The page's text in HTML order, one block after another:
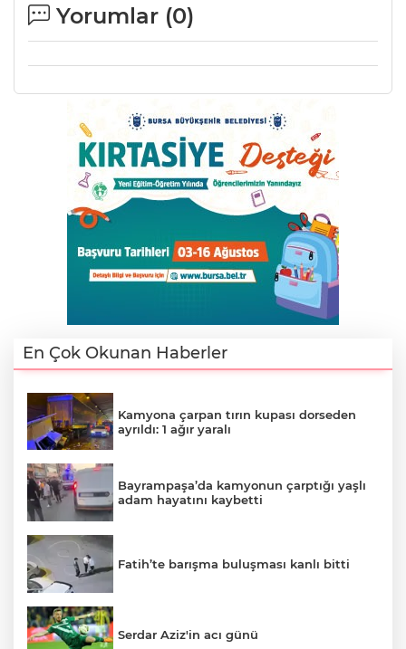
Yorumlar (0)
En Çok Okunan Haberler
Kamyona çarpan tırın kupası dorseden
ayrıldı: 1 ağır yaralı
Bayrampaşa’da kamyonun çarptığı yaşlı
adam hayatını kaybetti
Fatih’te barışma buluşması kanlı bitti
Serdar Aziz'in acı günü